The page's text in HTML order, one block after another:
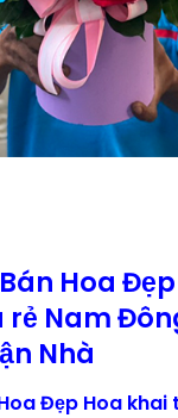
Hoa
Nam
Nhà
Đẹp Hoa